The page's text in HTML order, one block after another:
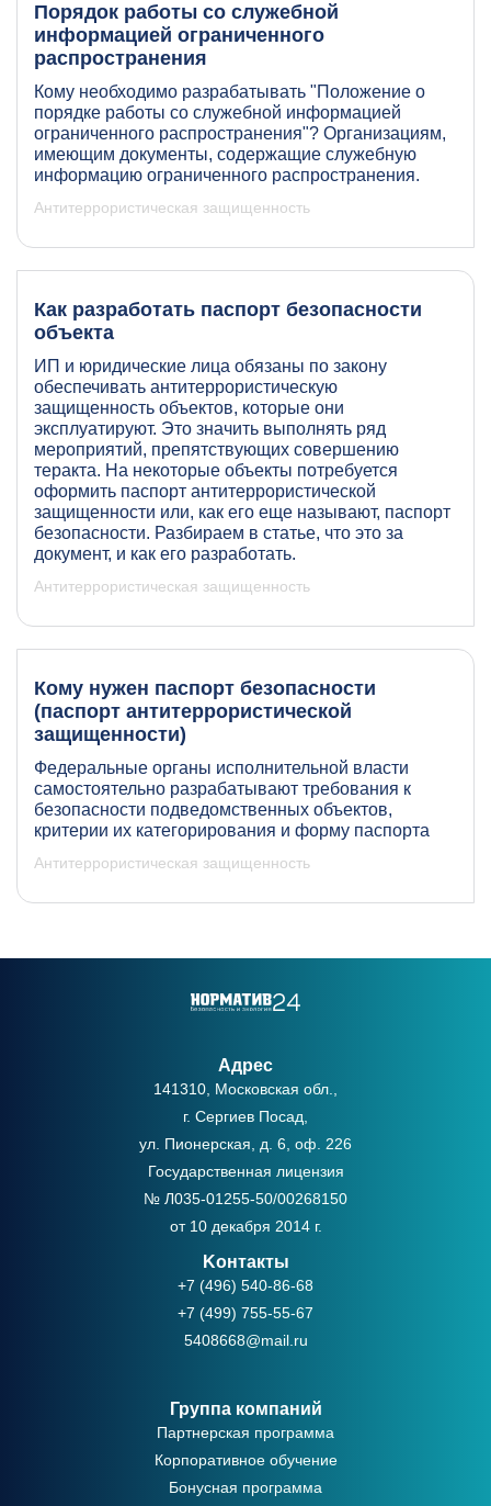
Порядок работы со служебной
информацией ограниченного
распространения
Кому необходимо разрабатывать "Положение о
порядке работы со служебной информацией
ограниченного распространения"? Организациям,
имеющим документы, содержащие служебную
информацию ограниченного распространения.
Антитеррористическая защищенность
Как разработать паспорт безопасности
объекта
ИП и юридические лица обязаны по закону
обеспечивать антитеррористическую
защищенность объектов, которые они
эксплуатируют. Это значить выполнять ряд
мероприятий, препятствующих совершению
теракта. На некоторые объекты потребуется
оформить паспорт антитеррористической
защищенности или, как его еще называют, паспорт
безопасности. Разбираем в статье, что это за
документ, и как его разработать.
Антитеррористическая защищенность
Кому нужен паспорт безопасности
(паспорт антитеррористической
защищенности)
Федеральные органы исполнительной власти
самостоятельно разрабатывают требования к
безопасности подведомственных объектов,
критерии их категорирования и форму паспорта
Антитеррористическая защищенность
Адрес
141310, Московская обл.,
г. Сергиев Посад,
ул. Пионерская, д. 6, оф. 226
Государственная лицензия
№ Л035-01255-50/00268150
от 10 декабря 2014 г.
Kонтакты
+7 (496) 540-86-68
+7 (499) 755-55-67
5408668@mail.ru
Группа компаний
Партнерская программа
Корпоративное обучение
Бонусная программа